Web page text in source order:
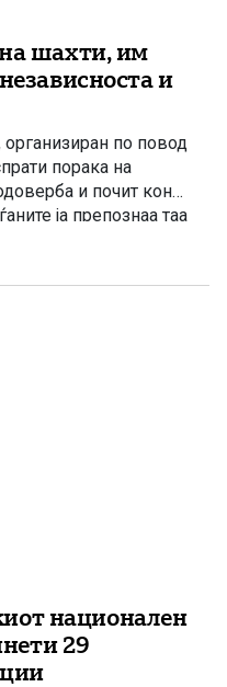
шахти, им
и
организиран по повод
порака на
и почит кон
ја препознаа таа
неколкумината околу
и национална
национален
29